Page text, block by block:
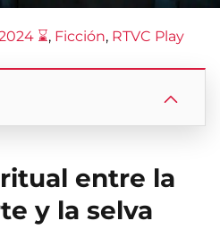
⌛, Ficción, RTVC Play
entre la
y la selva